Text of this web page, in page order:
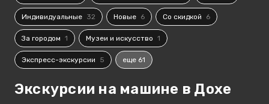
Индивидуальные 32 Новые 6 Со скидкой 6
За городом 1 Музеи и искусство 1
Экспресс-экскурсии 5 еще 61
Экскурсии на машине в Дохе